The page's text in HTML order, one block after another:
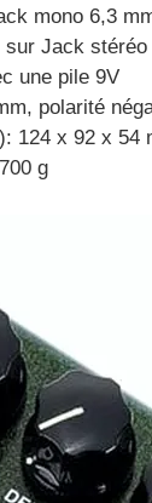
mono 6,3
Jack stéréo
une pile 9V
polarité
124 x 92 x 54
g